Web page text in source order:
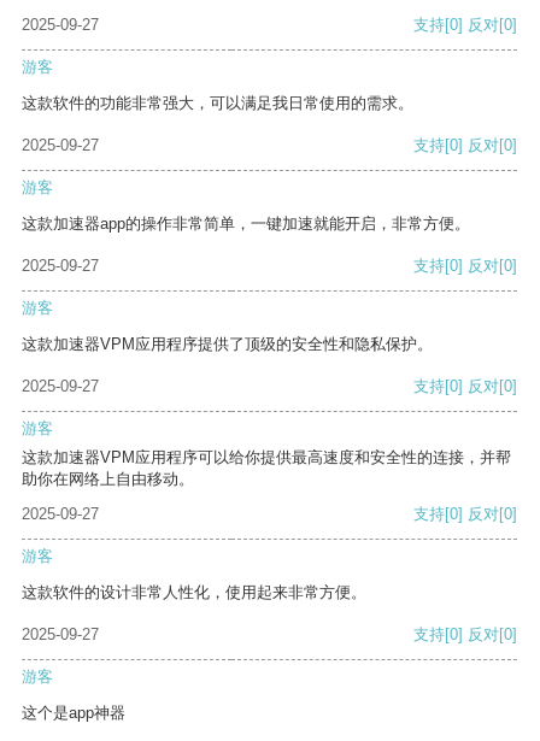
2025-09-27 支持[0] 反对[0]
游客
这款软件的功能非常强大，可以满足我日常使用的需求。
2025-09-27 支持[0] 反对[0]
游客
这款加速器app的操作非常简单，一键加速就能开启，非常方便。
2025-09-27 支持[0] 反对[0]
游客
这款加速器VPM应用程序提供了顶级的安全性和隐私保护。
2025-09-27 支持[0] 反对[0]
游客
这款加速器VPM应用程序可以给你提供最高速度和安全性的连接，并帮
助你在网络上自由移动。
2025-09-27
支持[0] 反对[0]
游客
这款软件的设计非常人性化，使用起来非常方便。
2025-09-27 支持[0] 反对[0]
游客
这个是app神器